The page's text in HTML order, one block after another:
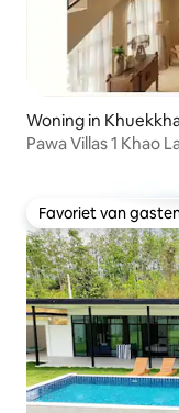
Woning in
Pawa Villas 1 Khao
Favoriet van
Favoriet van